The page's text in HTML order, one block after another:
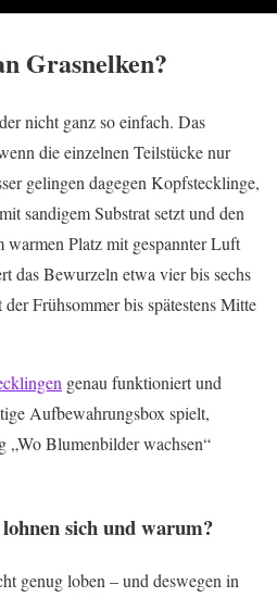
Grasnelken?
nicht ganz so einfach. Das
die einzelnen Teilstücke nur
gelingen dagegen Kopfstecklinge,
sandigem Substrat setzt und den
Platz mit gespannter Luft
das Bewurzeln etwa vier bis sechs
Frühsommer bis spätestens Mitte
genau funktioniert und
Aufbewahrungsbox spielt,
„Wo Blumenbilder wachsen“
sich und warum?
genug loben – und deswegen in